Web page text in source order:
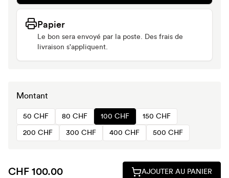
Papier
Le bon sera envoyé par la poste. Des frais de
livraison s'appliquent.
Montant
50 CHF 80 CHF 100 CHF 150 CHF
200 CHF 300 CHF 400 CHF 500 CHF
CHF 100.00 AJOUTER AU PANIER